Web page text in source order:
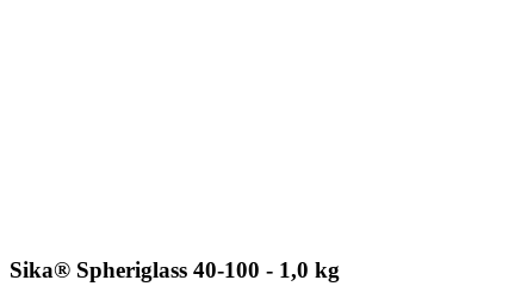
Sika® Spheriglass 40-100 - 1,0 kg